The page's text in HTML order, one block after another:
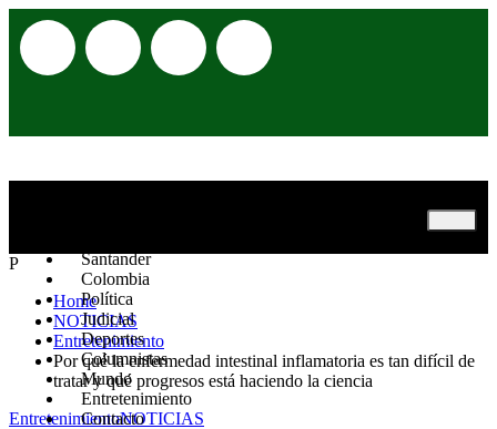
Santander
Colombia
Política
Judicial
Deportes
Columnistas
Mundo
Entretenimiento
Contacto
P
Home
NOTICIAS
Entretenimiento
Por qué la enfermedad intestinal inflamatoria es tan difícil de
tratar y qué progresos está haciendo la ciencia
EntretenimientoNOTICIAS